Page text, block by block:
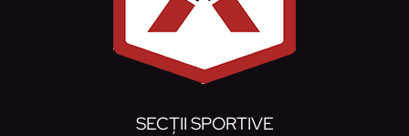
SECȚII SPORTIVE